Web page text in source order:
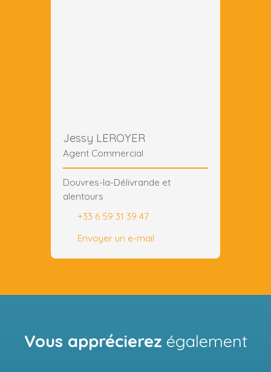
Jessy LEROYER
Agent Commercial
Douvres-la-Délivrande et
alentours
+33 6 59 31 39 47
Envoyer un e-mail
Vous apprécierez également